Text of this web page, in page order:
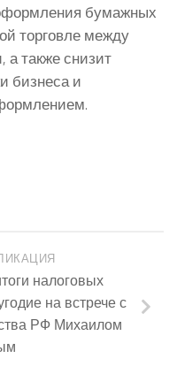
бумажных
торговле между
также снизит
бизнеса и
налоговых
на встрече с
РФ Михаилом